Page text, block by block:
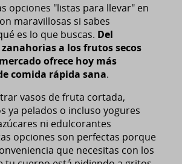
opciones "listas para llevar" en
maravillosas si sabes
es lo que buscas. Del
a los frutos secos
ofrece hoy más
comida rápida sana.
vasos de fruta cortada,
ya pelados o incluso yogures
ni edulcorantes
opciones son perfectas porque
que necesitas con los